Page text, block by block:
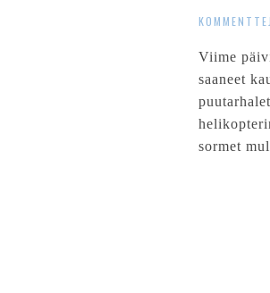
Viime
saaneet
sormet